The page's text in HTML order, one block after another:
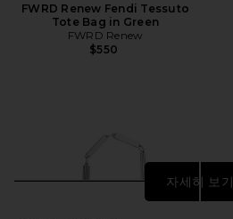
FWRD Renew Fendi Tessuto
Tote Bag in Green
FWRD Renew
$550
자세히 보기